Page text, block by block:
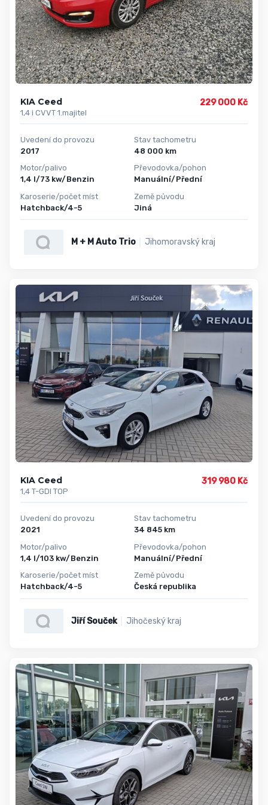
KIA Ceed
1,4 i CVVT 1.majitel
229 000 Kč
Uvedení do provozu
2017
Motor/palivo
1,4 l/73 kw/Benzin
Karoserie/počet míst
Hatchback/4-5
Stav tachometru
48 000 km
Převodovka/pohon
Manuální/Přední
Země původu
Jiná
M + M Auto Trio Jihomoravský kraj
KIA Ceed
1,4 T-GDI TOP
319 980 Kč
Uvedení do provozu
2021
Motor/palivo
1,4 l/103 kw/Benzin
Karoserie/počet míst
Hatchback/4-5
Stav tachometru
34 845 km
Převodovka/pohon
Manuální/Přední
Země původu
Česká republika
Jiří Souček Jihočeský kraj